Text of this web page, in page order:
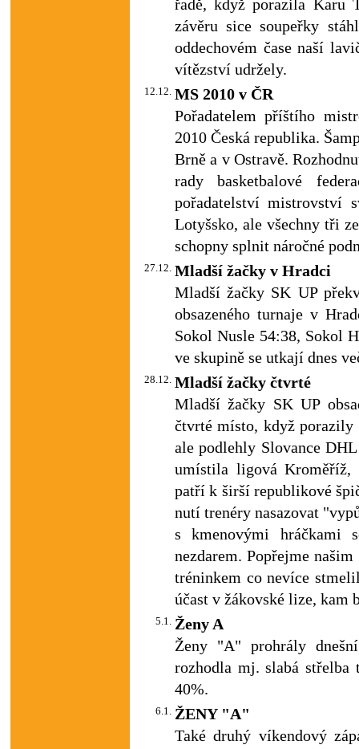
řadě, když porazila Karu
závěru sice soupeřky
oddechovém čase naší
vítězství udržely.
12.12. MS 2010 v ČR
Pořadatelem příštího
2010 Česká republika.
Brně a v Ostravě.
rady basketbalové
pořadatelství mistrovství
Lotyšsko, ale všechny tři
schopny splnit náročné
27.12. Mladší žačky v Hradci
Mladší žačky SK UP
obsazeného turnaje v
Sokol Nusle 54:38, Sokol
ve skupině se utkají dnes
28.12. Mladší žačky čtvrté
Mladší žačky SK UP
čtvrté místo, když porazily
ale podlehly Slovance
umístila ligová Kroměříž,
patří k širší republikové
nutí trenéry nasazovat
s kmenovými hráčkami
nezdarem. Popřejme
tréninkem co nevíce
účast v žákovské lize, kam
5.1. Ženy A
Ženy "A" prohrály
rozhodla mj. slabá střelba
40%.
6.1. ŽENY "A"
Také druhý víkendový